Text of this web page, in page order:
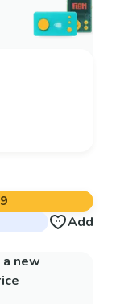
Add
new